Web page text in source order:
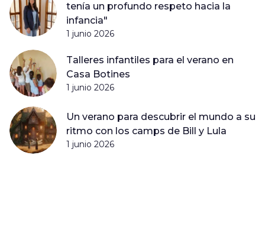
tenía un profundo respeto hacia la
infancia"
1 junio 2026
Talleres infantiles para el verano en
Casa Botines
1 junio 2026
Un verano para descubrir el mundo a su
ritmo con los camps de Bill y Lula
1 junio 2026